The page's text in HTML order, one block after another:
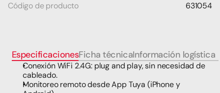
Código de producto 631054
EspecificacionesFicha técnicaInformación logística
Conexión WiFi 2.4G: plug and play, sin necesidad de
cableado.
Monitoreo remoto desde App Tuya (iPhone y